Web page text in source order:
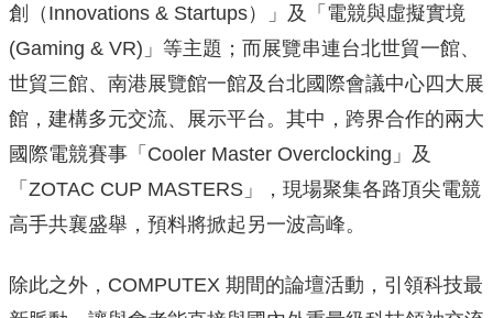
創（Innovations & Startups）」及「電競與虛擬實境
(Gaming & VR)」等主題；而展覽串連台北世貿一館、
世貿三館、南港展覽館一館及台北國際會議中心四大展
館，建構多元交流、展示平台。其中，跨界合作的兩大
國際電競賽事「Cooler Master Overclocking」及
「ZOTAC CUP MASTERS」，現場聚集各路頂尖電競
高手共襄盛舉，預料將掀起另一波高峰。
除此之外，COMPUTEX 期間的論壇活動，引領科技最